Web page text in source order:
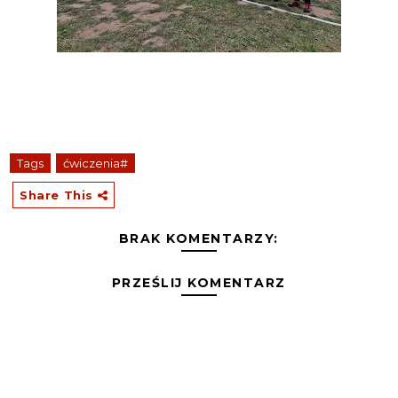
Tags ćwiczenia#
Share This
BRAK KOMENTARZY:
PRZEŚLIJ KOMENTARZ